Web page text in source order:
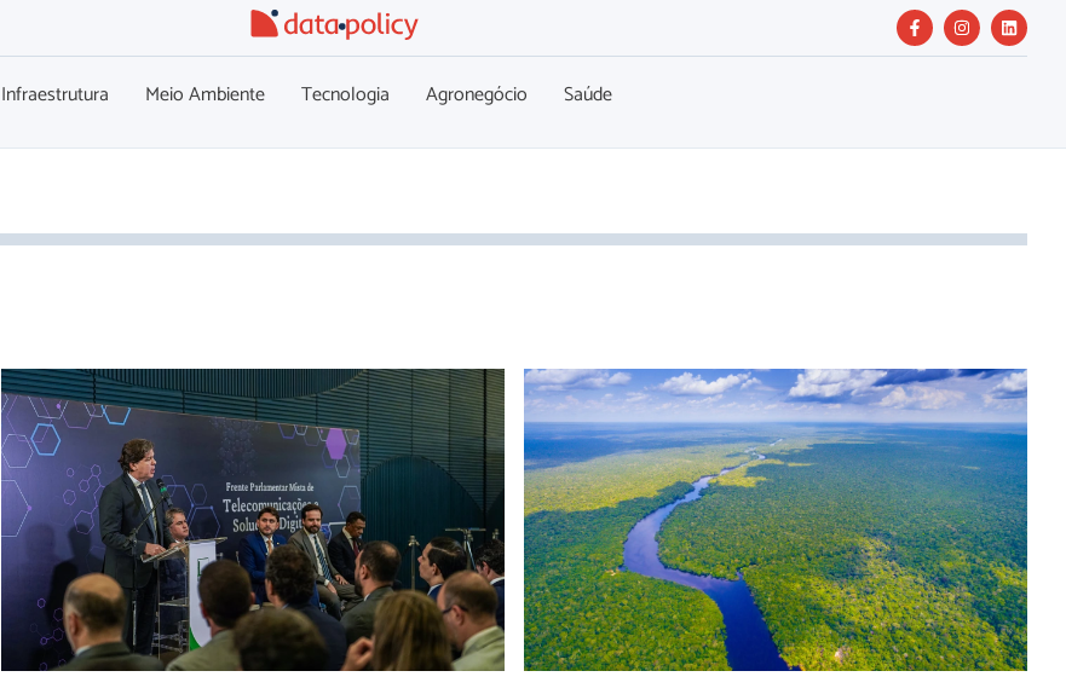
Infraestrutura Meio Ambiente Tecnologia Agronegócio Saúde
Lançamento da Frente Parlamentar Mista de
Telecomunicações e Soluções Digitais reúne autoridades do
Congresso e do setor
Pará Mais Sustentável terá R$ 81,2 mi do Fundo Amazônia